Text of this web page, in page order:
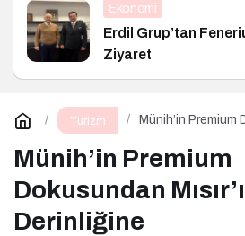
Ekonomi
Erdil Grup’tan
Ziyaret
Turizm
Münih’in Premium
Münih’in Premium
Dokusundan
Derinliğine